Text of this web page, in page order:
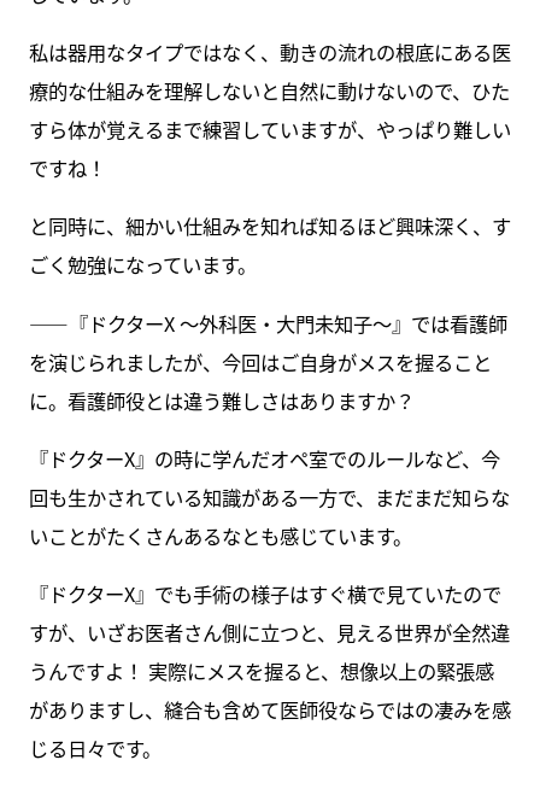
私は器用なタイプではなく、動きの流れの根底にある医
療的な仕組みを理解しないと自然に動けないので、ひた
すら体が覚えるまで練習していますが、やっぱり難しい
ですね！
と同時に、細かい仕組みを知れば知るほど興味深く、す
ごく勉強になっています。
――『ドクターX ～外科医・大門未知子～』では看護師
を演じられましたが、今回はご自身がメスを握ること
に。看護師役とは違う難しさはありますか？
『ドクターX』の時に学んだオペ室でのルールなど、今
回も生かされている知識がある一方で、まだまだ知らな
いことがたくさんあるなとも感じています。
『ドクターX』でも手術の様子はすぐ横で見ていたので
すが、いざお医者さん側に立つと、見える世界が全然違
うんですよ！ 実際にメスを握ると、想像以上の緊張感
がありますし、縫合も含めて医師役ならではの凄みを感
じる日々です。